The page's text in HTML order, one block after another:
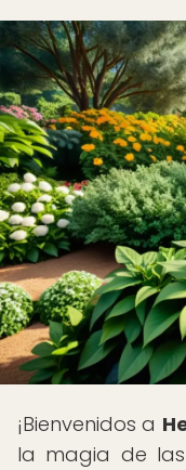
¡Bienvenidos a
la magia de